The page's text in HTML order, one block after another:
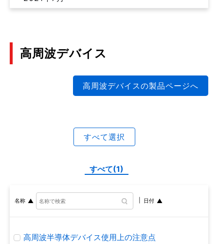
高周波デバイス
高周波デバイスの製品ページへ
すべて選択
すべて(1)
名称 日付
高周波半導体デバイス使用上の注意点